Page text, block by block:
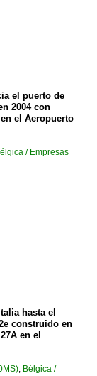
el puerto de
2004 con
el Aeropuerto
/ Empresas
hasta el
construido en
en el
, Bélgica /